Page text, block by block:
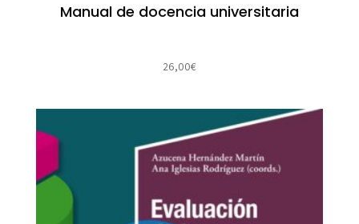
Manual de docencia universitaria
26,00€